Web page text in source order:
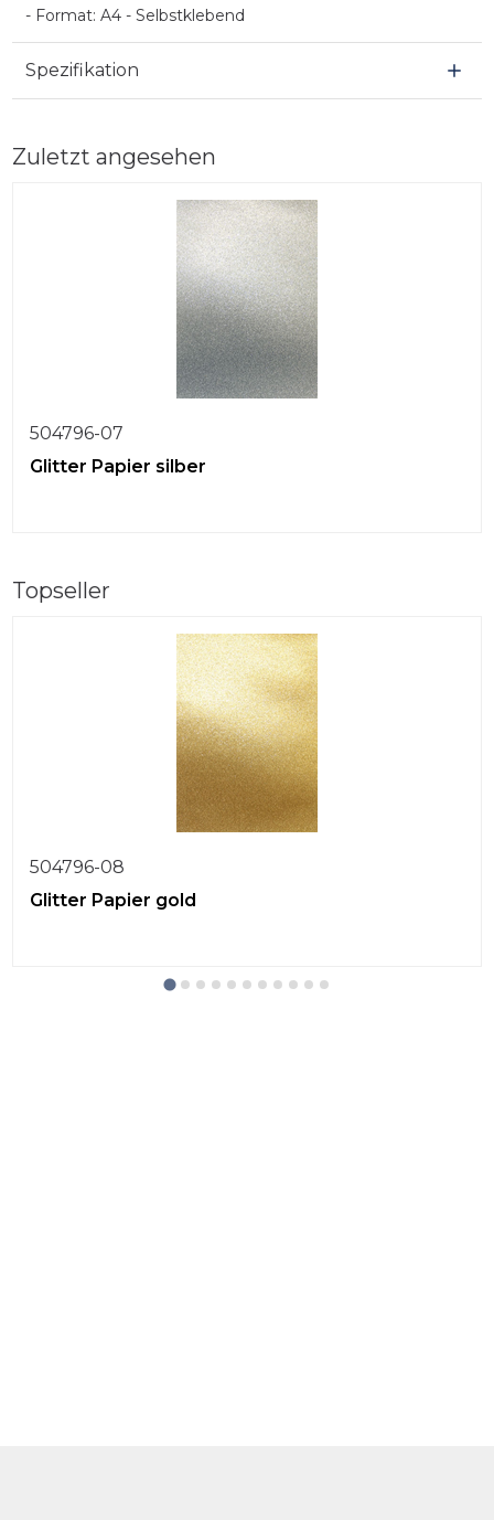
- Format: A4 - Selbstklebend
Spezifikation
Zuletzt angesehen
504796-07
Glitter Papier silber
Topseller
504796-08
Glitter Papier gold